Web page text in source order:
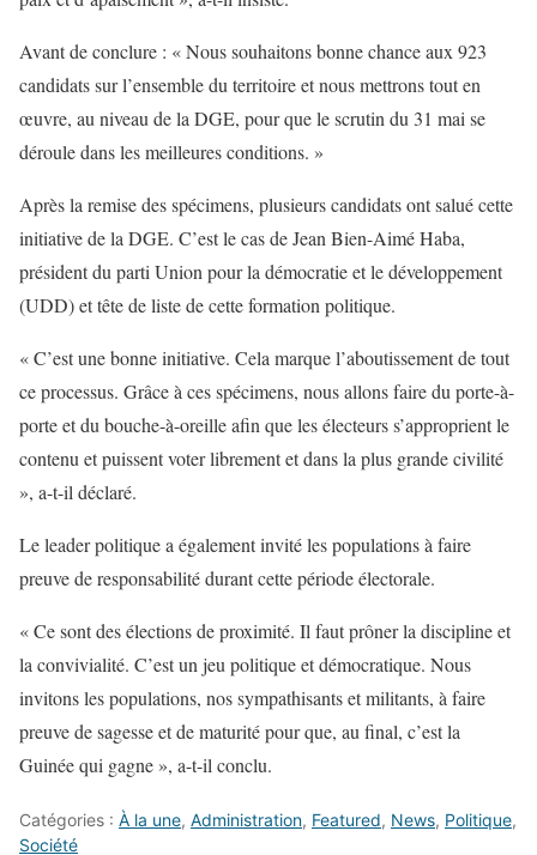
Avant de conclure : « Nous souhaitons bonne chance aux 923
candidats sur l’ensemble du territoire et nous mettrons tout en
œuvre, au niveau de la DGE, pour que le scrutin du 31 mai se
déroule dans les meilleures conditions. »
Après la remise des spécimens, plusieurs candidats ont salué cette
initiative de la DGE. C’est le cas de Jean Bien-Aimé Haba,
président du parti Union pour la démocratie et le développement
(UDD) et tête de liste de cette formation politique.
« C’est une bonne initiative. Cela marque l’aboutissement de tout
ce processus. Grâce à ces spécimens, nous allons faire du porte-à-
porte et du bouche-à-oreille afin que les électeurs s’approprient le
contenu et puissent voter librement et dans la plus grande civilité
», a-t-il déclaré.
Le leader politique a également invité les populations à faire
preuve de responsabilité durant cette période électorale.
« Ce sont des élections de proximité. Il faut prôner la discipline et
la convivialité. C’est un jeu politique et démocratique. Nous
invitons les populations, nos sympathisants et militants, à faire
preuve de sagesse et de maturité pour que, au final, c’est la
Guinée qui gagne », a-t-il conclu.
Catégories : À la une, Administration, Featured, News, Politique,
Société